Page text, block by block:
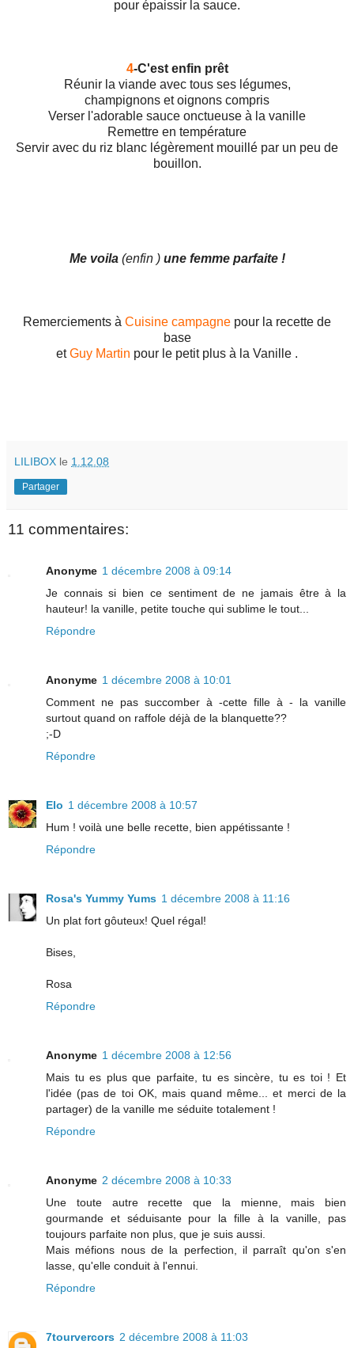
pour épaissir la sauce.
4-C'est enfin prêt
Réunir la viande avec tous ses légumes,
champignons et oignons compris
Verser l'adorable sauce onctueuse à la vanille
Remettre en température
Servir avec du riz blanc légèrement mouillé par un peu de
bouillon.
Me voila (enfin )une femme parfaite !
Remerciements à Cuisine campagne pour la recette de
base
et Guy Martin pour le petit plus à la Vanille .
LILIBOX le 1.12.08
Partager
11 commentaires:
Anonyme 1 décembre 2008 à 09:14
Je connais si bien ce sentiment de ne jamais être à la
hauteur! la vanille, petite touche qui sublime le tout...
Répondre
Anonyme 1 décembre 2008 à 10:01
Comment ne pas succomber à -cette fille à - la vanille
surtout quand on raffole déjà de la blanquette??
;-D
Répondre
Elo 1 décembre 2008 à 10:57
Hum ! voilà une belle recette, bien appétissante !
Répondre
Rosa's Yummy Yums 1 décembre 2008 à 11:16
Un plat fort gôuteux! Quel régal!
Bises,
Rosa
Répondre
Anonyme 1 décembre 2008 à 12:56
Mais tu es plus que parfaite, tu es sincère, tu es toi ! Et
l'idée (pas de toi OK, mais quand même... et merci de la
partager) de la vanille me séduite totalement !
Répondre
Anonyme 2 décembre 2008 à 10:33
Une toute autre recette que la mienne, mais bien
gourmande et séduisante pour la fille à la vanille, pas
toujours parfaite non plus, que je suis aussi.
Mais méfions nous de la perfection, il parraît qu'on s'en
lasse, qu'elle conduit à l'ennui.
Répondre
7tourvercors 2 décembre 2008 à 11:03